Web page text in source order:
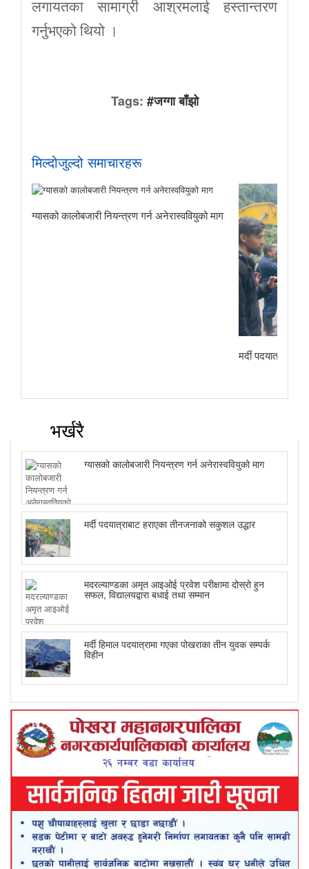
लगायतका सामाग्री आश्रमलाई हस्तान्तरण
गर्नुभएको थियो ।
Tags: #जग्गा बाँझो
मिल्दोजुल्दो समाचारहरू
ग्यासको कालोबजारी नियन्त्रण गर्न अनेरास्ववियुको माग
मर्दी
भर्खरै
ग्यासको कालोबजारी नियन्त्रण गर्न अनेरास्ववियुको माग
मर्दी पदयात्राबाट हराएका तीनजनाको सकुशल उद्धार
मदरल्याण्डका अमृत आइओई प्रवेश परीक्षामा दोस्रो हुन
सफल, विद्यालयद्वारा बधाई तथा सम्मान
मर्दी हिमाल पदयात्रामा गएका पोखराका तीन युवक सम्पर्क
विहीन